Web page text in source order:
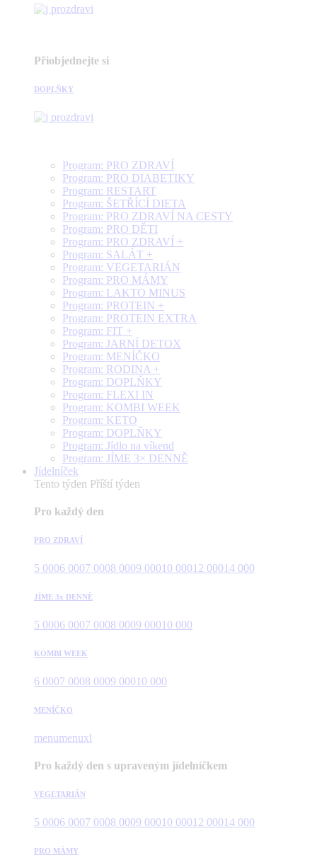
Přiobjednejte si
DOPLŇKY
Program: PRO ZDRAVÍ
Program: PRO DIABETIKY
Program: RESTART
Program: ŠETŘÍCÍ DIETA
Program: PRO ZDRAVÍ NA CESTY
Program: PRO DĚTI
Program: PRO ZDRAVÍ +
Program: SALÁT +
Program: VEGETARIÁN
Program: PRO MÁMY
Program: LAKTO MINUS
Program: PROTEIN +
Program: PROTEIN EXTRA
Program: FIT +
Program: JARNÍ DETOX
Program: MENÍČKO
Program: RODINA +
Program: DOPLŇKY
Program: FLEXI IN
Program: KOMBI WEEK
Program: KETO
Program: DOPLŇKY
Program: Jídlo na víkend
Program: JÍME 3× DENNĚ
Jídelníček
Tento týden Příští týden
Pro každý den
PRO ZDRAVÍ
5 0006 0007 0008 0009 00010 00012 00014 000
JÍME 3x DENNĚ
5 0006 0007 0008 0009 00010 000
KOMBI WEEK
6 0007 0008 0009 00010 000
MENÍČKO
menumenuxl
Pro každý den s upraveným jídelníčkem
VEGETARIÁN
5 0006 0007 0008 0009 00010 00012 00014 000
PRO MÁMY